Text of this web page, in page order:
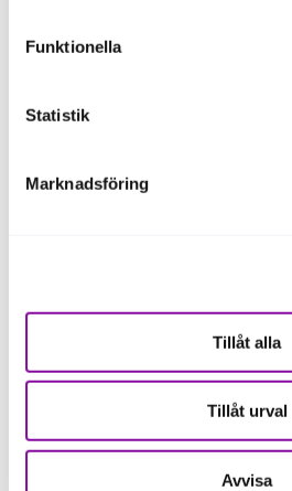
förutom för kakor som är
ska fungera se mer under
Funktionella
Statistik
Marknadsföring
Tillåt alla
Tillåt urval
Avvisa
jessica.fivelstedt@almi.se
0480-59307